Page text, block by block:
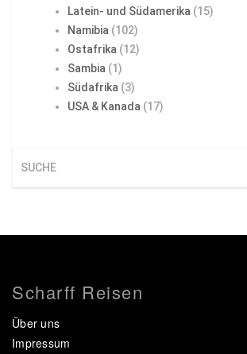
Latein- und Südamerika (15)
Namibia (102)
Ostafrika (12)
Sambia (1)
Südafrika (3)
USA & Kanada (17)
Scharff Reisen
Über uns
Impressum